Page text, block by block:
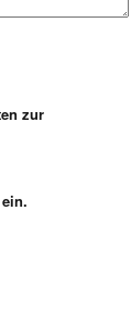
zur